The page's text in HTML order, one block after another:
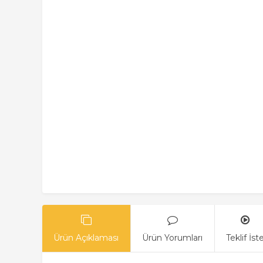
Ürün Açıklaması Ürün Yorumları Teklif